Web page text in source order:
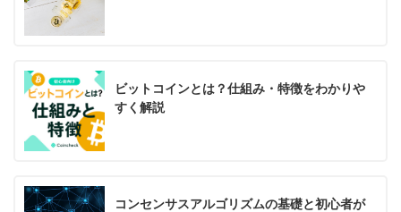
ビットコインとは？仕組み・特徴をわかりや
すく解説
コンセンサスアルゴリズムの基礎と初心者が